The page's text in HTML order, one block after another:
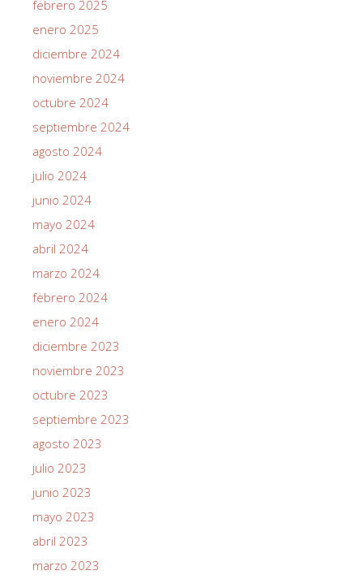
febrero 2025
enero 2025
diciembre 2024
noviembre 2024
octubre 2024
septiembre 2024
agosto 2024
julio 2024
junio 2024
mayo 2024
abril 2024
marzo 2024
febrero 2024
enero 2024
diciembre 2023
noviembre 2023
octubre 2023
septiembre 2023
agosto 2023
julio 2023
junio 2023
mayo 2023
abril 2023
marzo 2023